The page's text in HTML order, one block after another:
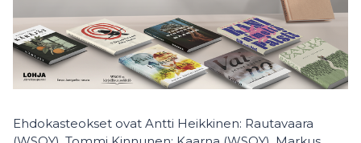
Ehdokasteokset ovat Antti Heikkinen: Rautavaara